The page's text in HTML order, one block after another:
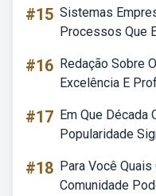
#15 Sistemas
Processos Que
#16 Redação Sobre
Excelência E
#17 Em Que Década
Popularidade
#18 Para Você
Comunidade